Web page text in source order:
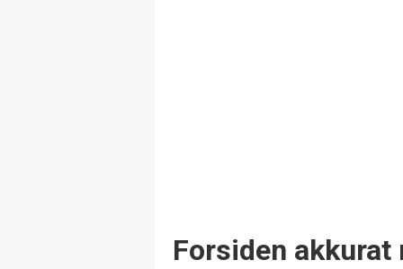
Forsiden akkurat